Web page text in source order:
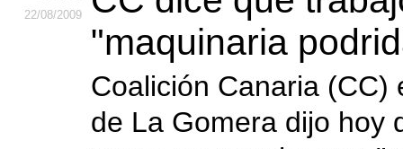
22/08/2009
"maquinaria
Coalición Canaria (CC)
de La Gomera dijo hoy